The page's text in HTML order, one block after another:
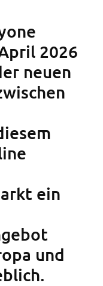
2026
neuen
ein
und